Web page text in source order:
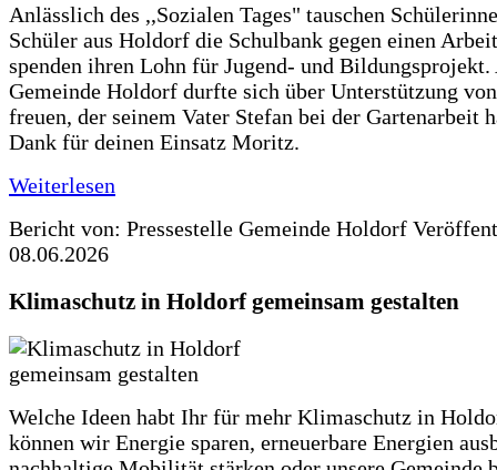
Anlässlich des ,,Sozialen Tages" tauschen
Schüler aus Holdorf die Schulbank gegen einen
spenden ihren Lohn für Jugend- und Bildungsprojekt.
Gemeinde Holdorf durfte sich über Unterstützung
freuen, der seinem Vater Stefan bei der Gartenarbeit
Dank für deinen Einsatz Moritz.
Weiterlesen
Bericht von: Pressestelle Gemeinde Holdorf
08.06.2026
Klimaschutz in Holdorf gemeinsam gestalten
Welche Ideen habt Ihr für mehr Klimaschutz in
können wir Energie sparen, erneuerbare Energien